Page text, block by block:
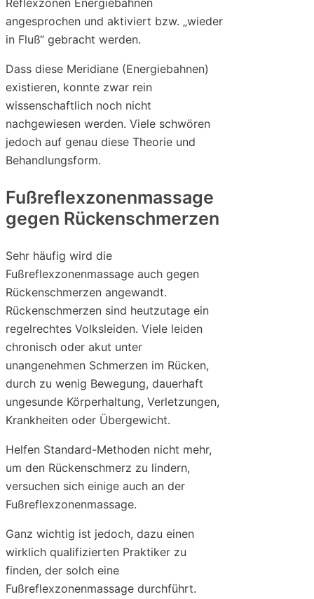
angesprochen und aktiviert bzw. „wieder
in Fluß“ gebracht werden.
Dass diese Meridiane (Energiebahnen)
existieren, konnte zwar rein
wissenschaftlich noch nicht
nachgewiesen werden. Viele schwören
jedoch auf genau diese Theorie und
Behandlungsform.
Fußreflexzonenmassage
gegen Rückenschmerzen
Sehr häufig wird die
Fußreflexzonenmassage auch gegen
Rückenschmerzen angewandt.
Rückenschmerzen sind heutzutage ein
regelrechtes Volksleiden. Viele leiden
chronisch oder akut unter
unangenehmen Schmerzen im Rücken,
durch zu wenig Bewegung, dauerhaft
ungesunde Körperhaltung, Verletzungen,
Krankheiten oder Übergewicht.
Helfen Standard-Methoden nicht mehr,
um den Rückenschmerz zu lindern,
versuchen sich einige auch an der
Fußreflexzonenmassage.
Ganz wichtig ist jedoch, dazu einen
wirklich qualifizierten Praktiker zu
finden, der solch eine
Fußreflexzonenmassage durchführt.